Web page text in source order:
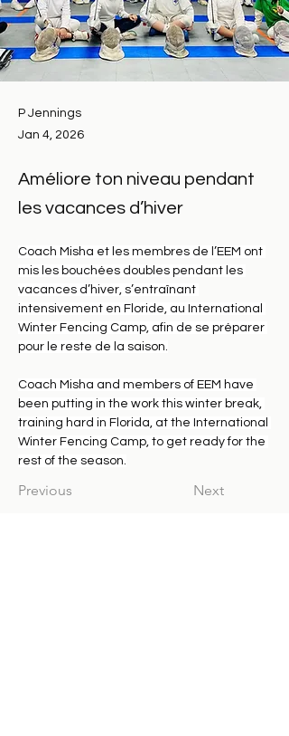
P Jennings
Jan 4, 2026
Améliore ton niveau pendant
les vacances d’hiver
Coach Misha et les membres de l’EEM ont
mis les bouchées doubles pendant les
vacances d’hiver, s’entraînant
intensivement en Floride, au International
Winter Fencing Camp, afin de se préparer
pour le reste de la saison.
Coach Misha and members of EEM have
been putting in the work this winter break,
training hard in Florida, at the International
Winter Fencing Camp, to get ready for the
rest of the season.
Previous Next